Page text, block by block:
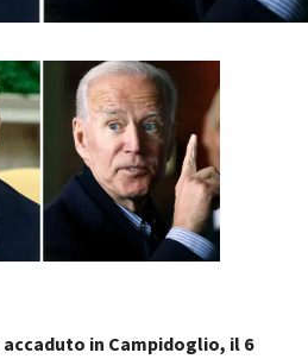
in Campidoglio, il 6